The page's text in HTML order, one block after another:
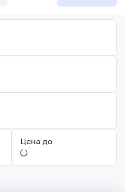
Цена до